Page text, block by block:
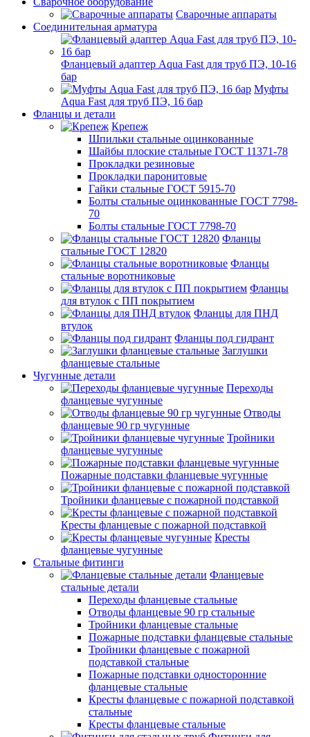
Сварочные аппараты
Соединительная арматура
Фланцевый адаптер Aqua Fast для труб ПЭ, 10-16
бар
Муфты
Aqua Fast для труб ПЭ, 16 бар
Фланцы и детали
Крепеж
Шпильки стальные оцинкованные
Шайбы плоские стальные ГОСТ 11371-78
Прокладки резиновые
Прокладки паронитовые
Гайки стальные ГОСТ 5915-70
Болты стальные оцинкованные ГОСТ 7798-
70
Болты стальные ГОСТ 7798-70
Фланцы
стальные ГОСТ 12820
Фланцы
стальные воротниковые
Фланцы
для втулок с ПП покрытием
Фланцы для ПНД
втулок
Фланцы под гидрант
Заглушки
фланцевые стальные
Чугунные детали
Переходы
фланцевые чугунные
Отводы
фланцевые 90 гр чугунные
Тройники
фланцевые чугунные
Пожарные подставки фланцевые чугунные
Тройники фланцевые с пожарной подставкой
Кресты фланцевые с пожарной подставкой
Кресты
фланцевые чугунные
Стальные фитинги
Фланцевые
стальные детали
Переходы фланцевые стальные
Отводы фланцевые 90 гр стальные
Тройники фланцевые стальные
Пожарные подставки фланцевые стальные
Тройники фланцевые с пожарной
подставкой стальные
Пожарные подставки односторонние
фланцевые стальные
Кресты фланцевые с пожарной подставкой
стальные
Кресты фланцевые стальные